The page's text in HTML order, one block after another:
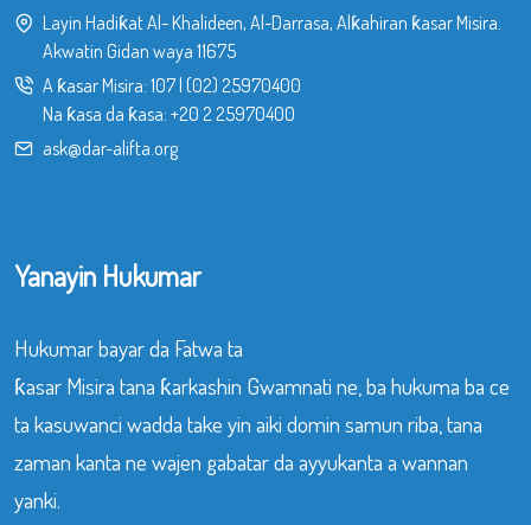
Layin Hadiƙat Al- Khalideen, Al-Darrasa, Alƙahiran ƙasar Misira.
Akwatin Gidan waya 11675
A ƙasar Misira: 107| (02) 25970400
Na ƙasa da ƙasa: +20 2 25970400
ask@dar-alifta.org
Yanayin Hukumar
Hukumar bayar da Fatwa ta
ƙasar Misira tana ƙarkashin Gwamnati ne, ba hukuma ba ce
ta kasuwanci wadda take yin aiki domin samun riba, tana
zaman kanta ne wajen gabatar da ayyukanta a wannan
yanki.